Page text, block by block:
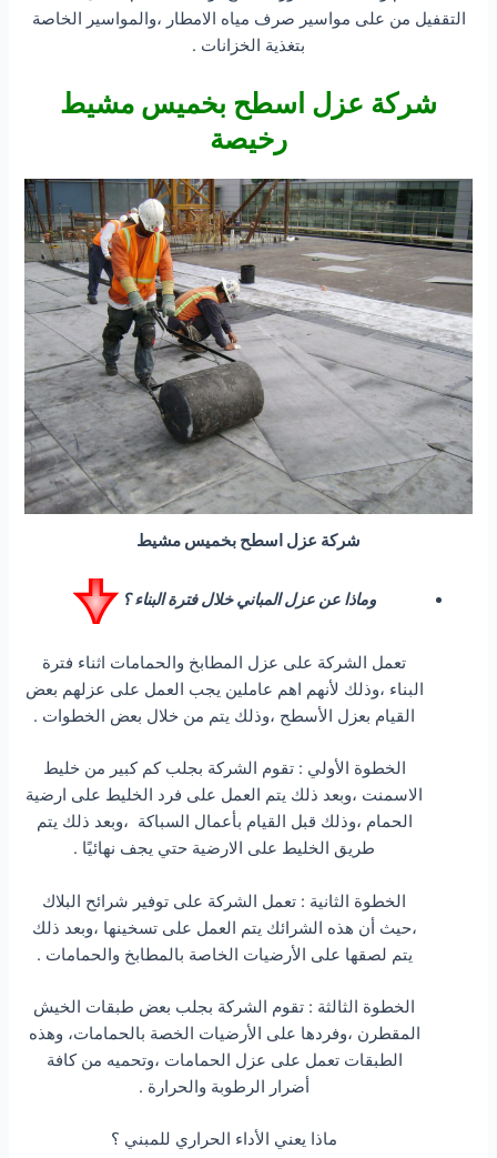
التقفيل من على مواسير صرف مياه الامطار ،والمواسير الخاصة
بتغذية الخزانات .
شركة عزل اسطح بخميس مشيط
رخيصة
شركة عزل اسطح بخميس مشيط
وماذا عن عزل المباني خلال فترة البناء ؟
تعمل الشركة على عزل المطابخ والحمامات اثناء فترة
البناء ،وذلك لأنهم اهم عاملين يجب العمل على عزلهم بعض
القيام بعزل الأسطح ،وذلك يتم من خلال بعض الخطوات .
الخطوة الأولي : تقوم الشركة بجلب كم كبير من خليط
الاسمنت ،وبعد ذلك يتم العمل على فرد الخليط على ارضية
الحمام ،وذلك قبل القيام بأعمال السباكة ،وبعد ذلك يتم
طريق الخليط على الارضية حتي يجف نهائيًا .
الخطوة الثانية : تعمل الشركة على توفير شرائح البلاك
،حيث أن هذه الشرائك يتم العمل على تسخينها ،وبعد ذلك
يتم لصقها على الأرضيات الخاصة بالمطابخ والحمامات .
الخطوة الثالثة : تقوم الشركة بجلب بعض طبقات الخيش
المقطرن ،وفردها على الأرضيات الخصة بالحمامات، وهذه
الطبقات تعمل على عزل الحمامات ،وتحميه من كافة
أضرار الرطوبة والحرارة .
ماذا يعني الأداء الحراري للمبني ؟